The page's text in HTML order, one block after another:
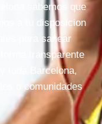
sabemos que
a tu disposicion
para sanear
transparente
toda Barcelona,
o comunidades